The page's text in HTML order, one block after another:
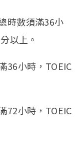
時數須滿36小
以上。
36小時，TOEIC
72小時，TOEIC